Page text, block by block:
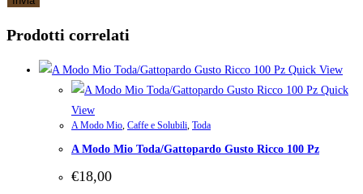
Prodotti correlati
Quick View
Quick
View
A Modo Mio, Caffe e Solubili, Toda
A Modo Mio Toda/Gattopardo Gusto Ricco 100 Pz
€18,00